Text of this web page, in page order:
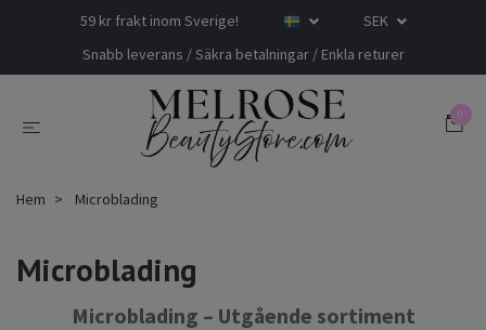
59 kr frakt inom Sverige!
SEK
Snabb leverans / Säkra betalningar / Enkla returer
0
Hem Microblading
Microblading
Microblading – Utgående sortiment